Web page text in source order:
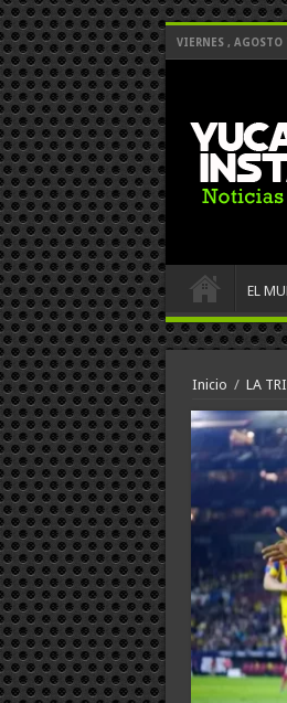
VIERNES , AGOSTO
EL
Inicio / LA